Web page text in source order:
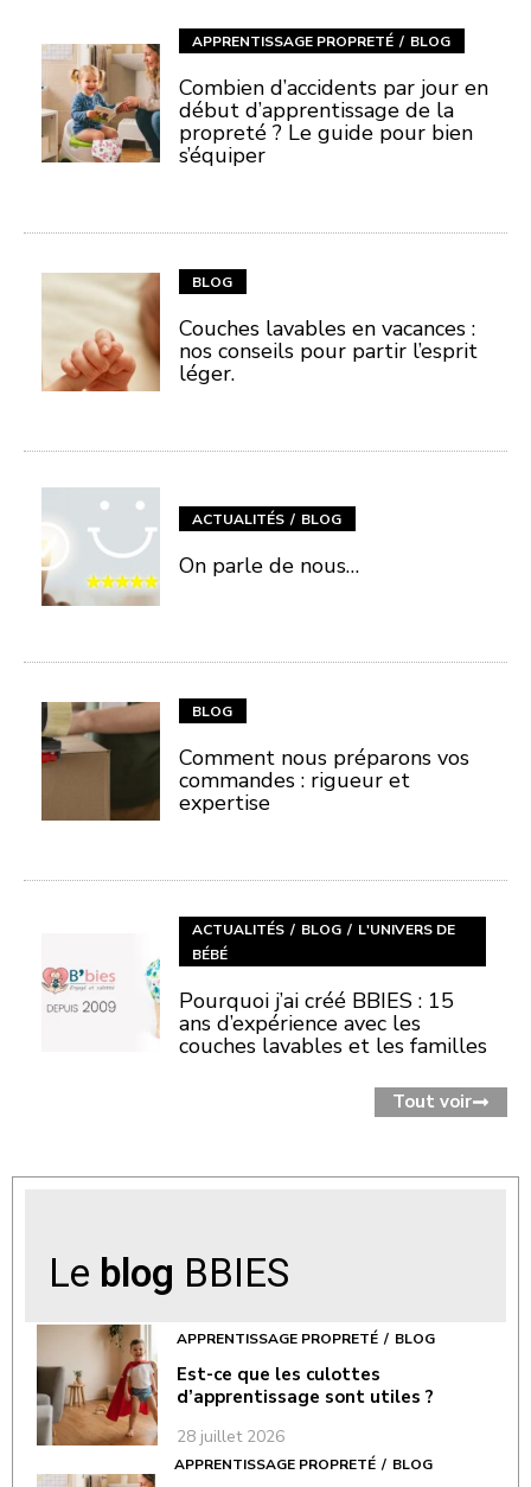
APPRENTISSAGE PROPRETÉ BLOG
Combien d’accidents par jour en
début d’apprentissage de la
propreté ? Le guide pour bien
s’équiper
BLOG
Couches lavables en vacances :
nos conseils pour partir l’esprit
léger.
ACTUALITÉS BLOG
On parle de nous…
BLOG
Comment nous préparons vos
commandes : rigueur et
expertise
ACTUALITÉS BLOG
L'UNIVERS DE
BÉBÉ
Pourquoi j’ai créé BBIES : 15
ans d’expérience avec les
couches lavables et les familles
Tout voir
Le blog BBIES
APPRENTISSAGE PROPRETÉ BLOG
Est-ce que les culottes
d’apprentissage sont utiles ?
28 juillet 2026
APPRENTISSAGE PROPRETÉ BLOG